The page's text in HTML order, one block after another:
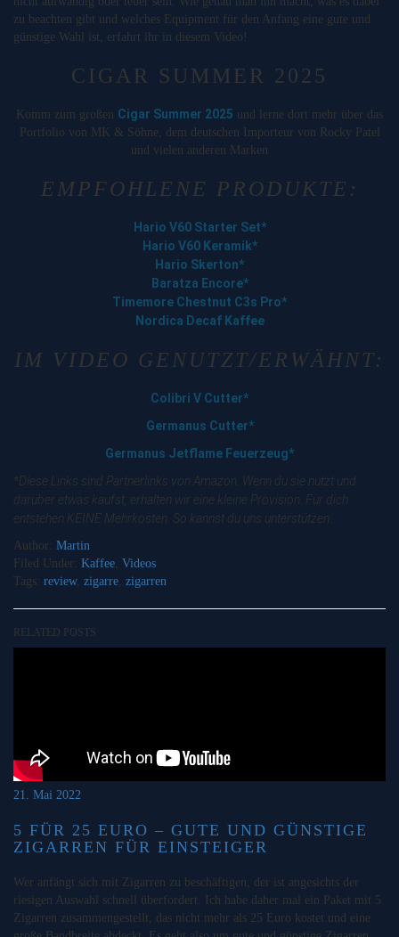
zu beachten gibt und welches Equipment für den Anfang eine gute und
günstige Wahl ist, erfahrt ihr in diesem Video!
CIGAR SUMMER 2025
Komm zum großen Cigar Summer 2025 und lerne dort mehr über das
Portfolio von MK & Söhne, dem deutschen Importeur von Rocky Patel
und vielen anderen Marken
EMPFOHLENE PRODUKTE:
Hario V60 Starter Set*
Hario V60 Keramik*
Hario Skerton*
Baratza Encore*
Timemore Chestnut C3s Pro*
Nordica Decaf Kaffee
IM VIDEO GENUTZT/ERWÄHNT:
Colibri V Cutter*
Germanus Cutter*
Germanus Jetflame Feuerzeug*
*Diese Links sind Partnerlinks von Amazon. Wenn du sie nutzt und
darüber etwas kaufst, erhalten wir eine kleine Provision. Für dich
entstehen KEINE Mehrkosten. So kannst du uns unterstützen.
Author: Martin
Filed Under: Kaffee Videos
Tags: review, zigarre zigarren
RELATED POSTS
21. Mai 2022
5 FÜR 25 EURO – GUTE UND GÜNSTIGE
ZIGARREN FÜR EINSTEIGER
Wer anfängt sich mit Zigarren zu beschäftigen, der ist angesichts der
riesigen Auswahl schnell überfordert. Ich habe daher mal ein Paket mit 5
Zigarren zusammengestellt, das nicht mehr als 25 Euro kostet und eine